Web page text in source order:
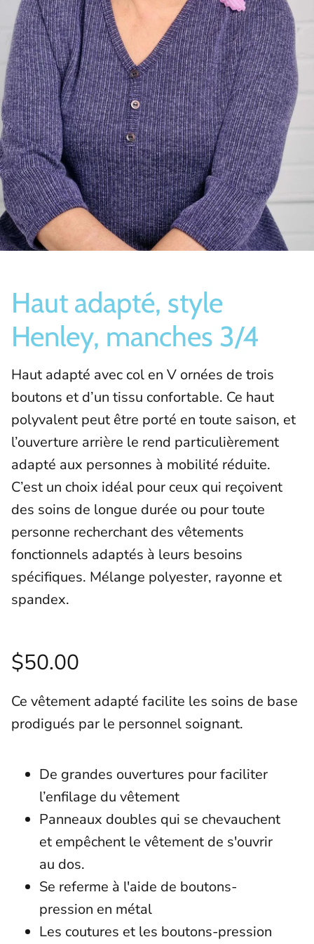
Bas/Chaussettes
Pantoufles
Haut adapté, style
Henley, manches 3/4
Haut adapté avec col en V ornées de trois
boutons et d’un tissu confortable. Ce haut
polyvalent peut être porté en toute saison, et
l’ouverture arrière le rend particulièrement
adapté aux personnes à mobilité réduite.
C’est un choix idéal pour ceux qui reçoivent
des soins de longue durée ou pour toute
personne recherchant des vêtements
fonctionnels adaptés à leurs besoins
spécifiques. Mélange polyester, rayonne et
spandex.
$50.00
Ce vêtement adapté facilite les soins de base
prodigués par le personnel soignant.
De grandes ouvertures pour faciliter
l’enfilage du vêtement
Panneaux doubles qui se chevauchent
et empêchent le vêtement de s'ouvrir
au dos.
Se referme à l'aide de boutons-
pression en métal
Les coutures et les boutons-pression